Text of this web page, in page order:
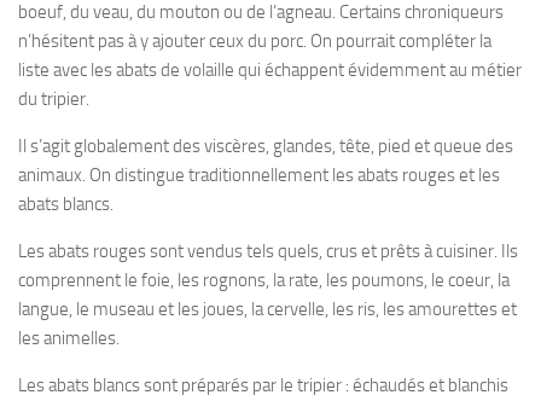
boeuf, du veau, du mouton ou de l’agneau. Certains chroniqueurs
n’hésitent pas à y ajouter ceux du porc. On pourrait compléter la
liste avec les abats de volaille qui échappent évidemment au métier
du tripier.
Il s’agit globalement des viscères, glandes, tête, pied et queue des
animaux. On distingue traditionnellement les abats rouges et les
abats blancs.
Les abats rouges sont vendus tels quels, crus et prêts à cuisiner. Ils
comprennent le foie, les rognons, la rate, les poumons, le coeur, la
langue, le museau et les joues, la cervelle, les ris, les amourettes et
les animelles.
Les abats blancs sont préparés par le tripier : échaudés et blanchis